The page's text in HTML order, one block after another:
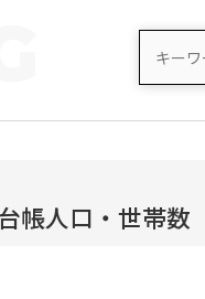
帳人口・世帯数